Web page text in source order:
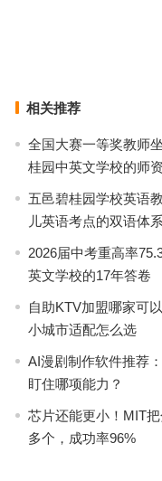
相关推荐
全国大赛一等奖教师
桂园中英文学校的师
五邑碧桂园学校英语
儿英语考点的双语体
2026届中考重高率
英文学校的17年答卷
自助KTV加盟哪家可
小城市适配怎么选
AI漫剧制作软件推荐
盯住哪项能力？
芯片还能更小！MIT
多个，成功率96%